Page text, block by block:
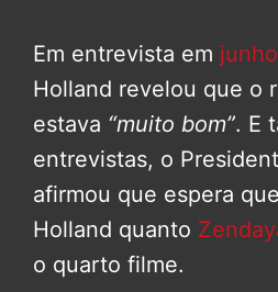
Em entrevista em
Holland revelou que o
estava “muito bom”. E
entrevistas, o
afirmou que espera
Holland quanto
o quarto filme.